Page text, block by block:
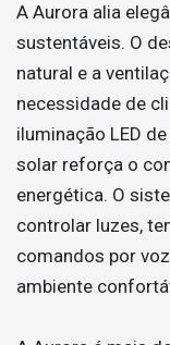
A Aurora alia
sustentáveis. O
natural e a
necessidade de
iluminação LED
solar reforça o
energética. O
controlar luzes,
comandos por
ambiente